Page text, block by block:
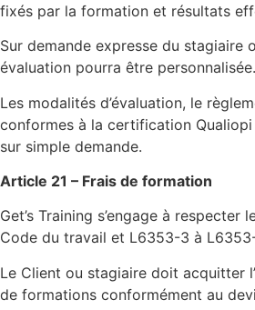
fixés par la formation et résultats
Sur demande expresse du stagiaire
évaluation pourra être personnalisée.
Les modalités d’évaluation, le
conformes à la certification
sur simple demande.
Article 21 – Frais de formation
Get’s Training s’engage à
Code du travail et L6353-3 à
Le Client ou stagiaire doit acquitter
de formations conformément au